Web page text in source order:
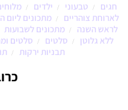
חגים / טבעוני / ילדים /
לארוחת צוהריים
/ מתכונים ליום
לראש השנה
/ מתכונים לשבועות
ללא גלוטן
/ סלטים / סלטים
תבניות ירקות /